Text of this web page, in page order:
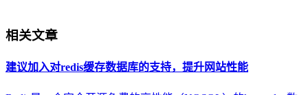
相关文章
建议加入对redis缓存数据库的支持，提升网站性能